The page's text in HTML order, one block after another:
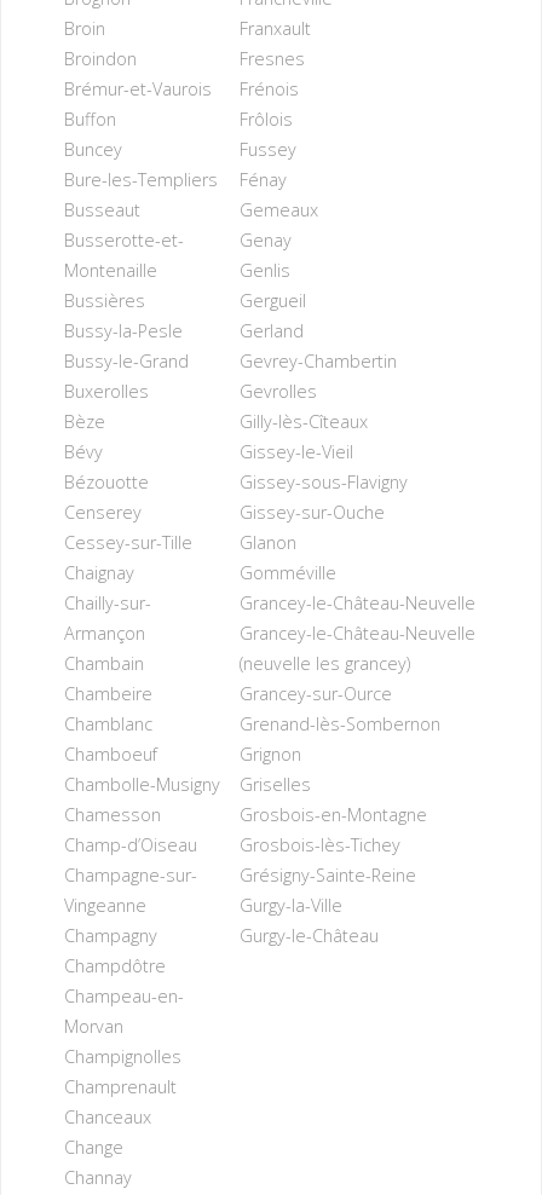
Broin
Broindon
Brémur-et-Vaurois
Buffon
Buncey
Bure-les-Templiers
Busseaut
Busserotte-et-
Montenaille
Bussières
Bussy-la-Pesle
Bussy-le-Grand
Buxerolles
Bèze
Bévy
Bézouotte
Censerey
Cessey-sur-Tille
Chaignay
Chailly-sur-
Armançon
Chambain
Chambeire
Chamblanc
Chamboeuf
Chambolle-Musigny
Chamesson
Champ-d’Oiseau
Champagne-sur-
Vingeanne
Champagny
Champdôtre
Champeau-en-
Morvan
Champignolles
Champrenault
Chanceaux
Change
Channay
Franxault
Fresnes
Frénois
Frôlois
Fussey
Fénay
Gemeaux
Genay
Genlis
Gergueil
Gerland
Gevrey-Chambertin
Gevrolles
Gilly-lès-Cîteaux
Gissey-le-Vieil
Gissey-sous-Flavigny
Gissey-sur-Ouche
Glanon
Gomméville
Grancey-le-Château-Neuvelle
Grancey-le-Château-Neuvelle
(neuvelle les grancey)
Grancey-sur-Ource
Grenand-lès-Sombernon
Grignon
Griselles
Grosbois-en-Montagne
Grosbois-lès-Tichey
Grésigny-Sainte-Reine
Gurgy-la-Ville
Gurgy-le-Château